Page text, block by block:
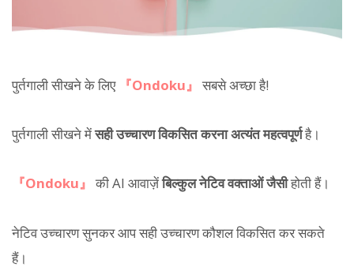
पुर्तगाली सीखने के लिए 『Ondoku』 सबसे अच्छा है!
पुर्तगाली सीखने मेंसही उच्चारण विकसित करना अत्यंत महत्वपूर्णहै।
『Ondoku』 की AI आवाज़ेंबिल्कुल नेटिव वक्ताओं जैसीहोती हैं।
नेटिव उच्चारण सुनकर आप सही उच्चारण कौशल विकसित कर सकते
हैं।